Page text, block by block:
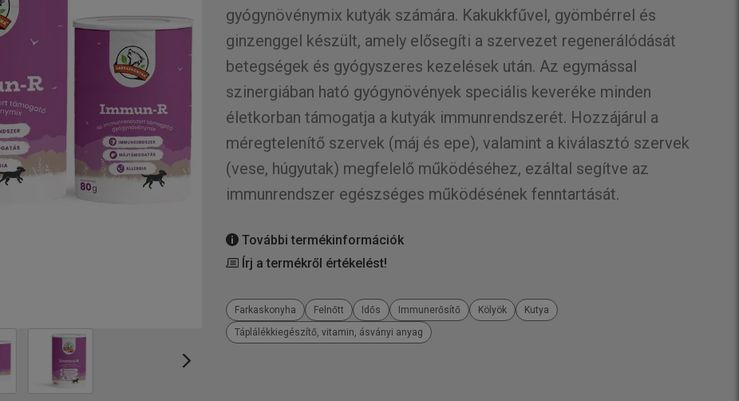
gyógynövénymix kutyák számára. Kakukkfűvel, gyömbérrel és
ginzenggel készült, amely elősegíti a szervezet regenerálódását
betegségek és gyógyszeres kezelések után. Az egymással
szinergiában ható gyógynövények speciális keveréke minden
életkorban támogatja a kutyák immunrendszerét. Hozzájárul a
méregtelenítő szervek (máj és epe), valamint a kiválasztó szervek
(vese, húgyutak) megfelelő működéséhez, ezáltal segítve az
immunrendszer egészséges működésének fenntartását.
További termékinformációk
Írj a termékről értékelést!
Farkaskonyha Felnőtt Idős Immunerősítő Kölyök
Kutya
Táplálékkiegészítő, vitamin, ásványi anyag